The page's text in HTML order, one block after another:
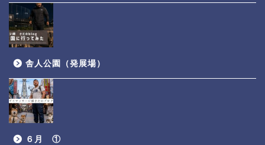
舎人公園（発展場）
６月 ①